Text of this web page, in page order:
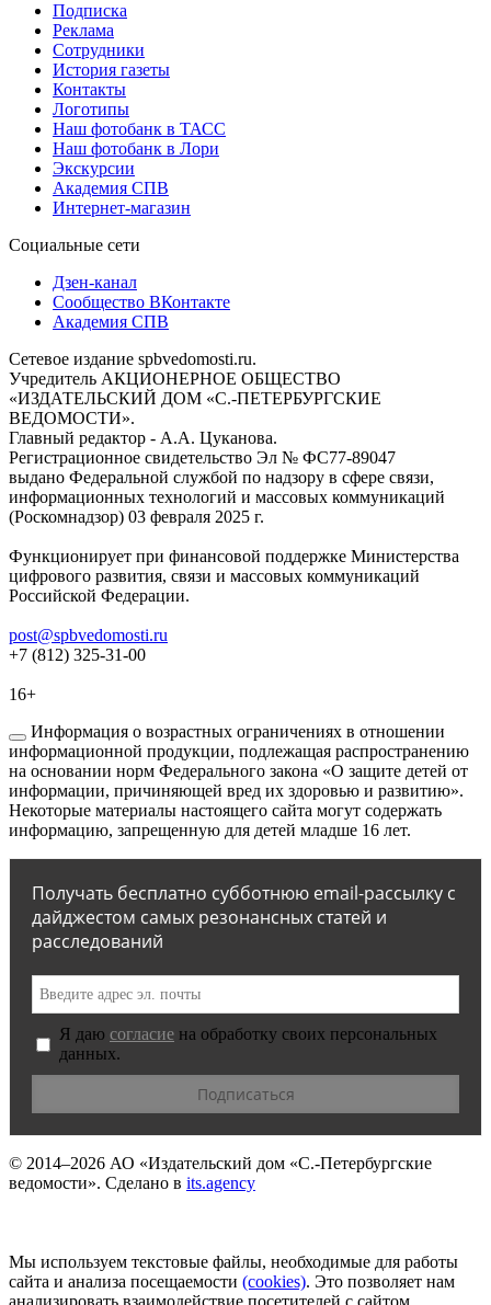
Подписка
Реклама
Сотрудники
История газеты
Контакты
Логотипы
Наш фотобанк в ТАСС
Наш фотобанк в Лори
Экскурсии
Академия СПВ
Интернет-магазин
Социальные сети
Дзен-канал
Сообщество ВКонтакте
Академия СПВ
Сетевое издание spbvedomosti.ru.
Учредитель АКЦИОНЕРНОЕ ОБЩЕСТВО
«ИЗДАТЕЛЬСКИЙ ДОМ «С.-ПЕТЕРБУРГСКИЕ
ВЕДОМОСТИ».
Главный редактор - А.А. Цуканова.
Регистрационное свидетельство Эл № ФС77-89047
выдано Федеральной службой по надзору в сфере связи,
информационных технологий и массовых коммуникаций
(Роскомнадзор) 03 февраля 2025 г.
Функционирует при финансовой поддержке Министерства
цифрового развития, связи и массовых коммуникаций
Российской Федерации.
post@spbvedomosti.ru
+7 (812) 325-31-00
16+
Информация о возрастных ограничениях в отношении
информационной продукции, подлежащая распространению
на основании норм Федерального закона «О защите детей от
информации, причиняющей вред их здоровью и развитию».
Некоторые материалы настоящего сайта могут содержать
информацию, запрещенную для детей младше 16 лет.
Получать бесплатно субботнюю email-рассылку с
дайджестом самых резонансных статей и
расследований
Я даю согласие на обработку своих персональных
данных.
© 2014–2026 АО «Издательский дом «С.-Петербургские
ведомости». Сделано в its.agency
Мы используем текстовые файлы, необходимые для работы
сайта и анализа посещаемости (сookies). Это позволяет нам
анализировать взаимодействие посетителей с сайтом.